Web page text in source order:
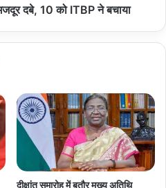
दबे, 10 को ITBP ने बचाया
दीक्षांत समारोह में बतौर मुख्य अतिथि